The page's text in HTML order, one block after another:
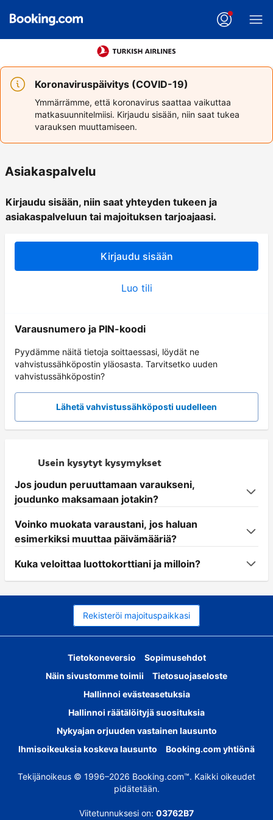
Koronaviruspäivitys (COVID-19)
Ymmärrämme, että koronavirus saattaa vaikuttaa
matkasuunnitelmiisi. Kirjaudu sisään, niin saat tukea
varauksen muuttamiseen.
Asiakaspalvelu
Kirjaudu sisään, niin saat yhteyden tukeen ja
asiakaspalveluun tai majoituksen tarjoajaasi.
Kirjaudu sisään
Luo tili
Varausnumero ja PIN-koodi
Pyydämme näitä tietoja soittaessasi, löydät ne
vahvistussähköpostin yläosasta. Tarvitsetko uuden
vahvistussähköpostin?
Lähetä vahvistussähköposti uudelleen
Usein kysytyt kysymykset
Jos joudun peruuttamaan varaukseni,
joudunko maksamaan jotakin?
Voinko muokata varaustani, jos haluan
esimerkiksi muuttaa päivämääriä?
Kuka veloittaa luottokorttiani ja milloin?
Rekisteröi majoituspaikkasi
Tietokoneversio
Sopimusehdot
Näin sivustomme toimii
Tietosuojaseloste
Hallinnoi evästeasetuksia
Hallinnoi räätälöityjä suosituksia
Nykyajan orjuuden vastainen lausunto
Ihmisoikeuksia koskeva lausunto
Booking.com yhtiönä
Tekijänoikeus © 1996–2026 Booking.com™. Kaikki oikeudet
pidätetään.
Viitetunnuksesi on: 03762B7